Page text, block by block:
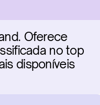
Oferece
no top
disponíveis